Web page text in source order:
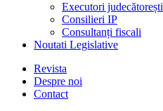
Executori judecătorești
Consilieri IP
Consultanți fiscali
Noutati Legislative
Revista
Despre noi
Contact